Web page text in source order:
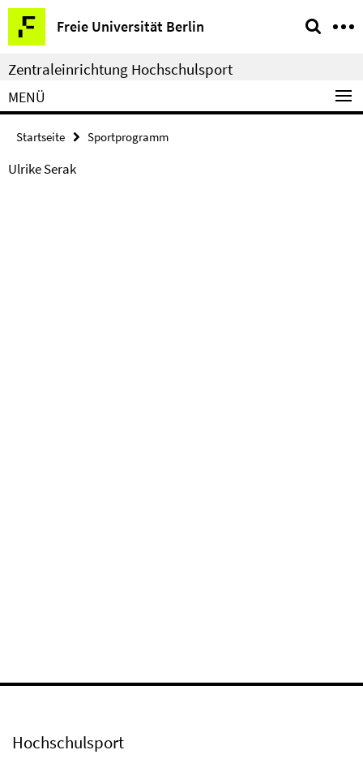
Springe
direkt
zu
Inhalt
Freie Universität Berlin
Service-
Navigation
Zentraleinrichtung Hochschulsport
MENÜ
Startseite Sportprogramm
Ulrike Serak
Hochschulsport